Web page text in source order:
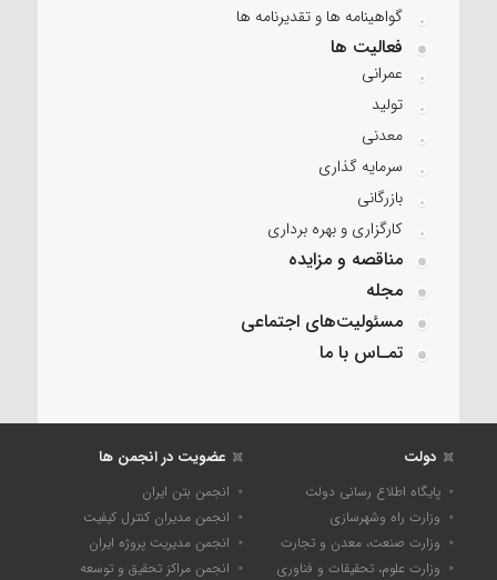
گواهینامه ها و تقدیرنامه ها
فعالیت ها
عمرانی
تولید
معدنی
سرمایه گذاری
بازرگانی
کارگزاری و بهره برداری
مناقصه و مزایده
مجله
مسئولیت‌های اجتماعی
تمـاس با ما
دولت
پایگاه اطلاع رسانی دولت
وزارت راه وشهرسازی
وزارت صنعت، معدن و تجارت
وزارت علوم، تحقیقات و فناوری
عضویت در انجمن ها
انجمن بتن ایران
انجمن مدیران کنترل کیفیت
انجمن مدیریت پروژه ایران
انجمن مراکز تحقیق و توسعه